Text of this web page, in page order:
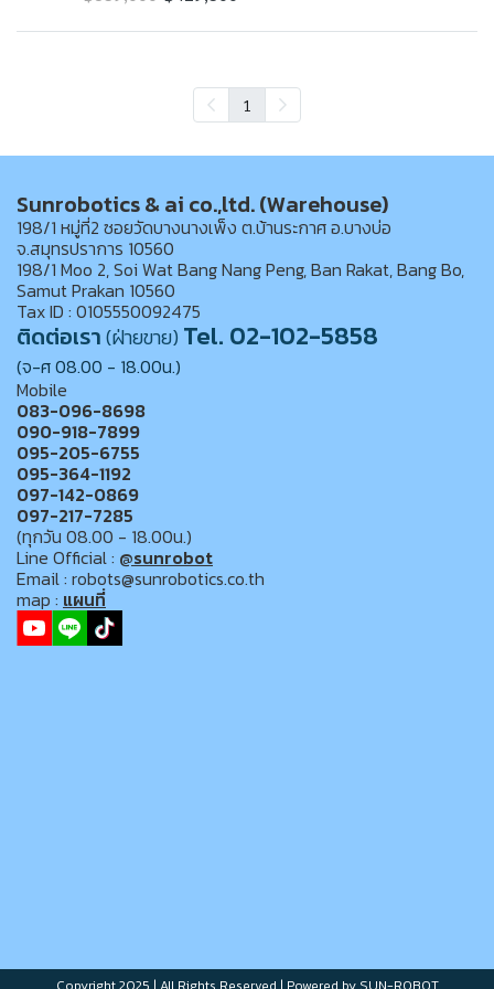
1
Sunrobotics & ai co.,ltd. (Warehouse)
198/1 หมู่ที่2 ซอยวัดบางนางเพ็ง ต.บ้านระกาศ อ.บางบ่อ
จ.สมุทรปราการ 10560
198/1 Moo 2, Soi Wat Bang Nang Peng, Ban Rakat, Bang Bo,
Samut Prakan 10560
Tax ID : 0105550092475
ติดต่อเรา(ฝ่ายขาย) Tel. 02-102-5858
(จ-ศ 08.00 - 18.00น.)
Mobile
083-096-8698
090-918-7899
095-205-6755
095-364-1192
097-142-0869
097-217-7285
(ทุกวัน 08.00 - 18.00น.)
Line Official : @sunrobot
Email : robots@sunrobotics.co.th
map : แผนที่